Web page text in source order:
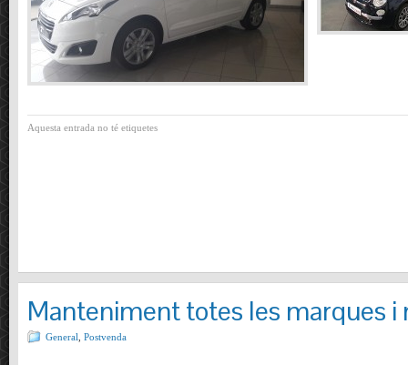
Aquesta entrada no té etiquetes
Manteniment totes les marques i
General Postvenda